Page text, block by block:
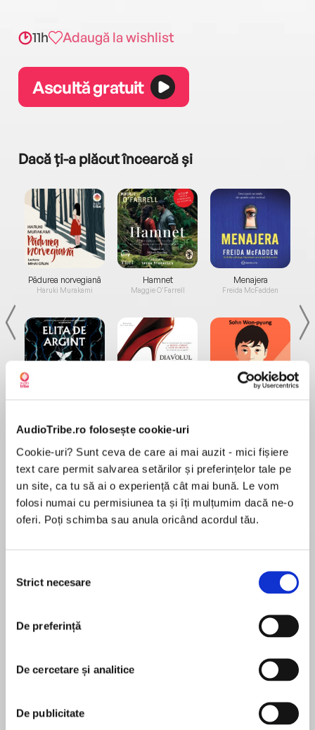
AudioTribe.ro folosește cookie-uri
Cookie-uri? Sunt ceva de care ai mai auzit - mici fișiere
text care permit salvarea setărilor și preferințelor tale pe
un site, ca tu să ai o experiență cât mai bună. Le vom
folosi numai cu permisiunea ta și îți mulțumim dacă ne-o
oferi. Poți schimba sau anula oricând acordul tău.
consimțământului
Strict necesare
De preferință
De cercetare și analitice
De publicitate
11h Adaugă la wishlist
Ascultă gratuit
Dacă ți-a plăcut încearcă și
Pădurea norvegiană
Haruki Murakami
Hamnet
Maggie O'Farrell
Menajera
Freida McFadden
Desprecarte
'A lovely, emotion-filled, giggle-inducing story'
She wanted a birthday surprise, just not the one
The last thing Sally Summers expected from
her husband on her special day was that he’d
leave her for a Latvian lap dancer half her age.
So with her world in tatters, Sally jets off to
În acest moment nu există recenzii